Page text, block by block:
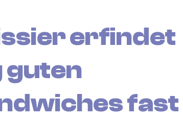
erfindet
guten
fast